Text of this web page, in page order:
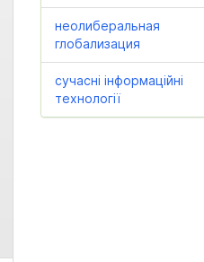
неолиберальная
глобализация
сучасні інформаційні
технології